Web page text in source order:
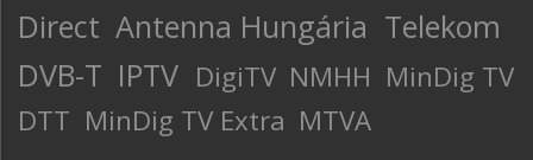
Direct Antenna Hungária Telekom
DVB-T IPTV DigiTV NMHH MinDig TV
DTT MinDig TV Extra MTVA